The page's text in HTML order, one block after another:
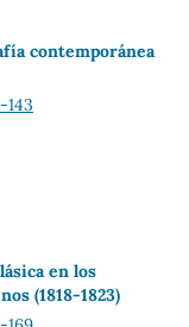
contemporánea
en los
(1818-1823)